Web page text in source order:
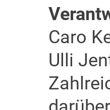
Caro
Ulli